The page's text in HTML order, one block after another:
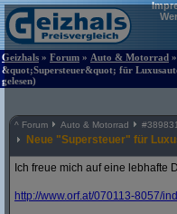
Geizhals » Forum » Auto & Motorrad »
&quot;Supersteuer&quot; für
gelesen)
^ Forum Auto & Motorrad #
Neue "Supersteuer" für
Ich freue mich auf eine lebhafte
http://www.orf.at/070113-8057/